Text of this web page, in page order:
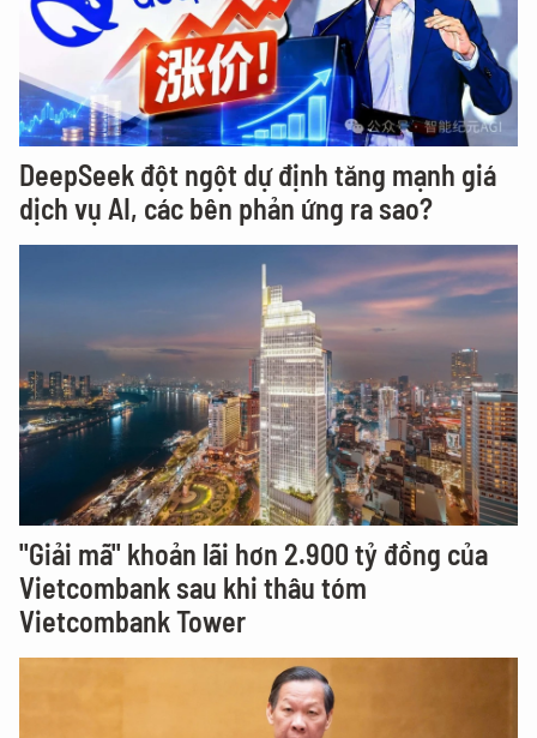
DeepSeek đột ngột dự định tăng mạnh giá
dịch vụ AI, các bên phản ứng ra sao?
"Giải mã" khoản lãi hơn 2.900 tỷ đồng của
Vietcombank sau khi thâu tóm
Vietcombank Tower